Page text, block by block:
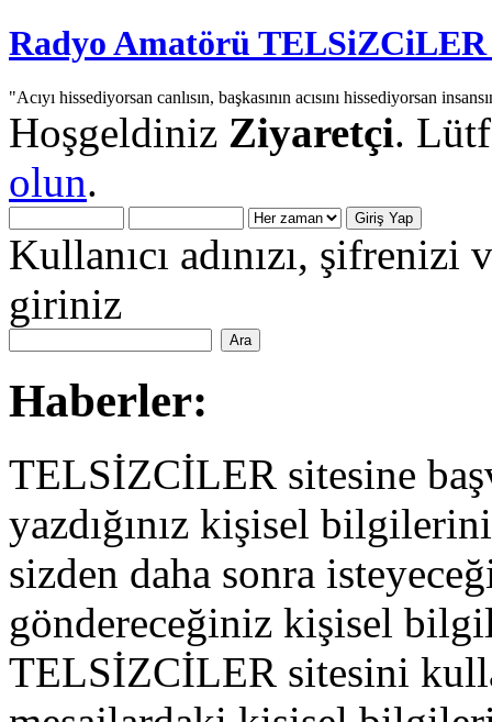
Radyo Amatörü
"Acıyı hissediyorsan canlısın, başkasının acısını hissediyorsan
Hoşgeldiniz Ziyaretçi.
olun.
Kullanıcı adınızı,
giriniz
Haberler:
TELSİZCİLER sitesine
yazdığınız kişisel
sizden daha sonra
göndereceğiniz kişisel
TELSİZCİLER sitesini